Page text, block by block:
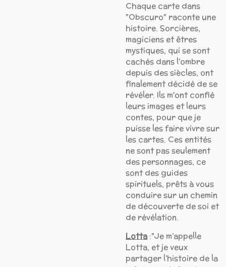
Chaque carte dans
"Obscuro" raconte une
histoire. Sorcières,
magiciens et êtres
mystiques, qui se sont
cachés dans l'ombre
depuis des siècles, ont
finalement décidé de se
révéler. Ils m'ont confié
leurs images et leurs
contes, pour que je
puisse les faire vivre sur
les cartes. Ces entités
ne sont pas seulement
des personnages, ce
sont des guides
spirituels, prêts à vous
conduire sur un chemin
de découverte de soi et
de révélation.
Lotta :"Je m’appelle
Lotta, et je veux
partager l’histoire de la